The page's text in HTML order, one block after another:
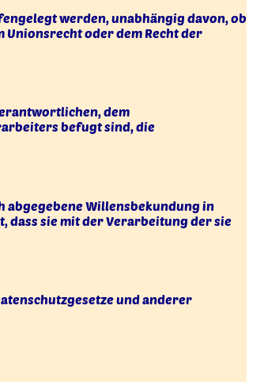
werden, unabhängig davon, ob
Unionsrecht oder dem Recht der
dem
befugt sind, die
Willensbekundung in
dass sie mit der Verarbeitung der sie
und anderer